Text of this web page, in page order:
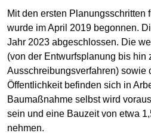
Mit den ersten Planungsschritten
wurde im April 2019 begonnen.
Jahr 2023 abgeschlossen. Die
(von der Entwurfsplanung bis hin
Ausschreibungsverfahren) sowie
Öffentlichkeit befinden sich in
Baumaßnahme selbst wird
sein und eine Bauzeit von etwa
nehmen.